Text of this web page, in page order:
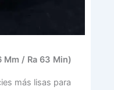
Μm / Ra 63 Μin)
más lisas para